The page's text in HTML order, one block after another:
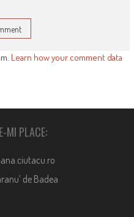
Learn how your comment data
MI PLACE:
de Badea